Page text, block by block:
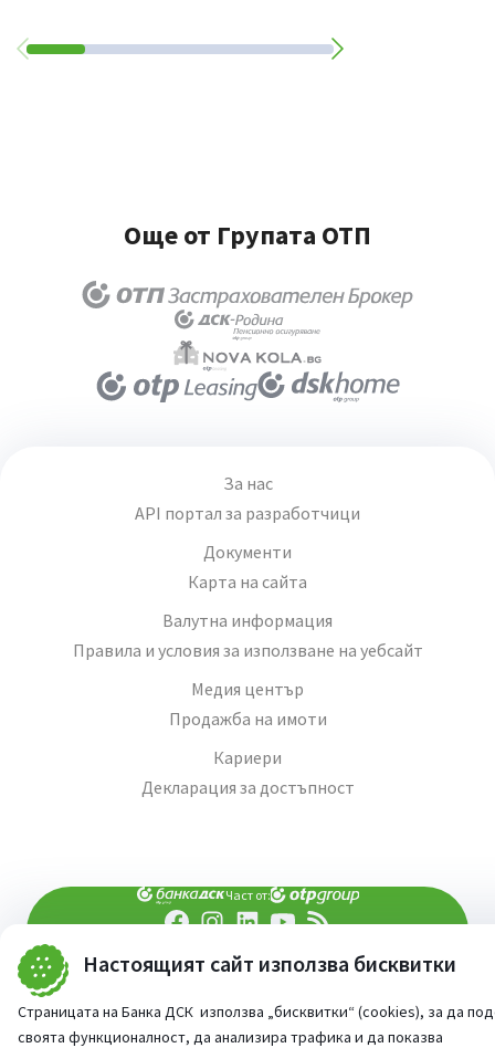
Настоящият сайт използва бисквитки
Страницата на Банка ДСК използва „бисквитки“ (cookies), за да
своята функционалност, да анализира трафика и да показва
Още от Групата ОТП
За нас
API портал за разработчици
Документи
Карта на сайта
Валутна информация
Правила и условия за използване на уебсайт
Медия център
Продажба на имоти
Кариери
Декларация за достъпност
Част от:
При въпроси -попитай AI асистента ни
Сайт от:StudioX